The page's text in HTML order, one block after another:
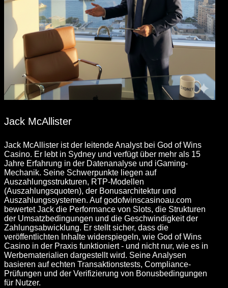
Jack McAllister
Jack McAllister ist der leitende Analyst bei God of Wins
Casino. Er lebt in Sydney und verfügt über mehr als 15
Jahre Erfahrung in der Datenanalyse und iGaming-
Mechanik. Seine Schwerpunkte liegen auf
Auszahlungsstrukturen, RTP-Modellen
(Auszahlungsquoten), der Bonusarchitektur und
Auszahlungssystemen. Auf godofwinscasinoau.com
bewertet Jack die Performance von Slots, die Strukturen
der Umsatzbedingungen und die Geschwindigkeit der
Zahlungsabwicklung. Er stellt sicher, dass die
veröffentlichten Inhalte widerspiegeln, wie God of Wins
Casino in der Praxis funktioniert - und nicht nur, wie es in
Werbematerialien dargestellt wird. Seine Analysen
basieren auf echten Transaktionstests, Compliance-
Prüfungen und der Verifizierung von Bonusbedingungen
für Nutzer.